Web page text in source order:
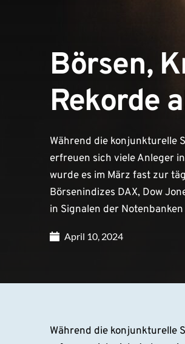
Börsen,
Rekorde
Während die konjunkturelle
erfreuen sich viele Anleger
wurde es im März fast zur
Börsenindizes DAX, Dow
in Signalen der
April 10, 2024
Während die konjunkturelle